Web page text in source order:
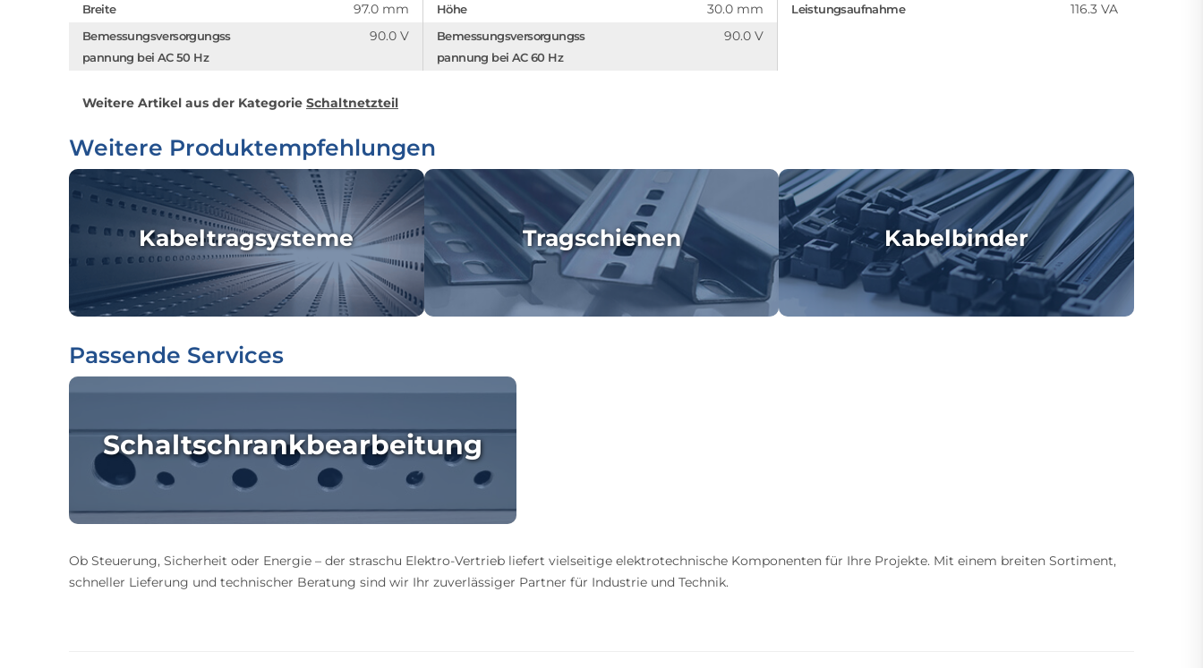
Breite 97.0 mm Höhe 30.0 mm Leistungsaufnahme 116.3 VA
Bemessungsversorgungss
pannung bei AC 50 Hz
90.0 V
Bemessungsversorgungss
pannung bei AC 60 Hz
90.0 V
Weitere Artikel aus der Kategorie Schaltnetzteil
Weitere Produktempfehlungen
Kabeltragsysteme Tragschienen Kabelbinder
Passende Services
Schaltschrankbearbeitung
Ob Steuerung, Sicherheit oder Energie – der straschu Elektro-Vertrieb liefert vielseitige elektrotechnische Komponenten für Ihre Projekte. Mit einem breiten Sortiment,
schneller Lieferung und technischer Beratung sind wir Ihr zuverlässiger Partner für Industrie und Technik.